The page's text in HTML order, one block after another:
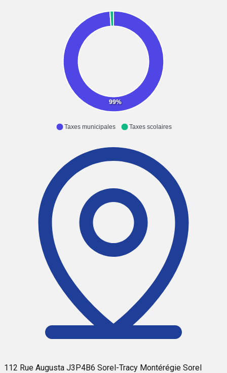
99%
Taxes municipales Taxes scolaires
112 Rue Augusta J3P4B6 Sorel-Tracy Montérégie Sorel